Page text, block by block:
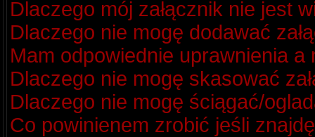
Dlaczego mój załącznik nie jest
Dlaczego nie mogę dodawać
Mam odpowiednie uprawnienia a
Dlaczego nie mogę skasować
Dlaczego nie mogę ściągać/
Co powinienem zrobić jeśli